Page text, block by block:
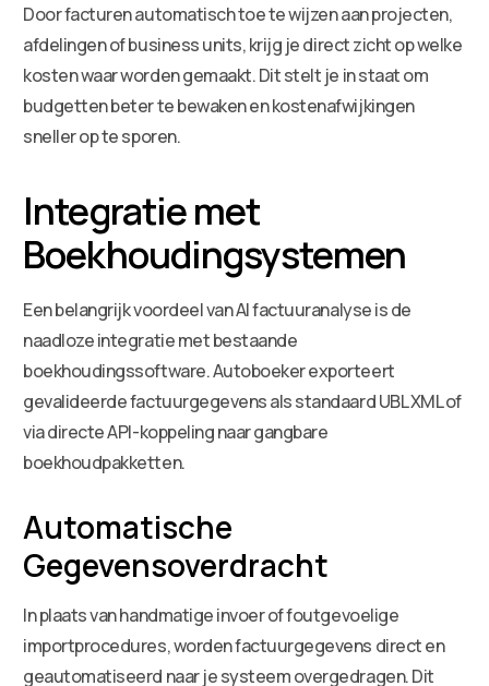
Door facturen automatisch toe te wijzen aan projecten,
afdelingen of business units, krijg je direct zicht op welke
kosten waar worden gemaakt. Dit stelt je in staat om
budgetten beter te bewaken en kostenafwijkingen
sneller op te sporen.
Integratie met
Boekhoudingsystemen
Een belangrijk voordeel van AI factuuranalyse is de
naadloze integratie met bestaande
boekhoudingssoftware. Autoboeker exporteert
gevalideerde factuurgegevens als standaard UBL XML of
via directe API-koppeling naar gangbare
boekhoudpakketten.
Automatische
Gegevensoverdracht
In plaats van handmatige invoer of foutgevoelige
importprocedures, worden factuurgegevens direct en
geautomatiseerd naar je systeem overgedragen. Dit